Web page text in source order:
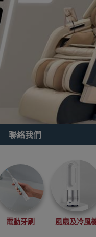
聯絡我們
電動牙刷 風扇及冷風